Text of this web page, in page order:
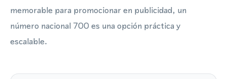
memorable para promocionar en publicidad, un
número nacional 700 es una opción práctica y
escalable.